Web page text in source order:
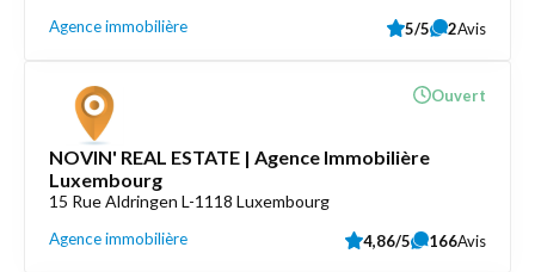
Agence immobilière 5/5 2Avis
NOVIN' REAL ESTATE | Agence Immobilière
Luxembourg
15 Rue Aldringen L-1118 Luxembourg
Agence immobilière
Ouvert
4,86/5 166Avis